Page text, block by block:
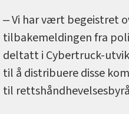
‒ Vi har vært begeistret
tilbakemeldingen fra
deltatt i Cybertruck-
til å distribuere disse
til